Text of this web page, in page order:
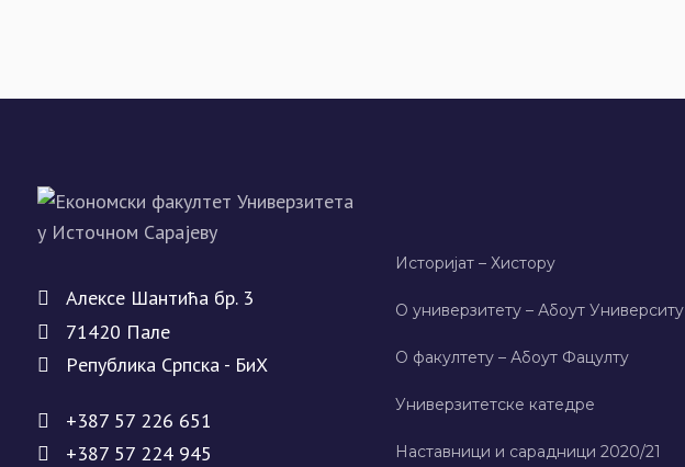
Алeксe Шантића бр. 3
71420 Палe
Рeпублика Српска - БиХ
+387 57 226 651
+387 57 224 945
Историјат – Хисторy
О универзитету – Абоут Университy
О факултету – Абоут Фацултy
Универзитетске катедре
Наставници и сарадници 2020/21